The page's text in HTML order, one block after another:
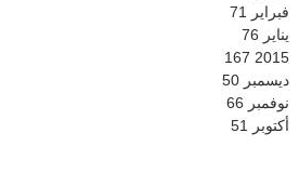
فبراير 71
يناير 76
2015
167
ديسمبر 50
نوفمبر 66
أكتوبر 51